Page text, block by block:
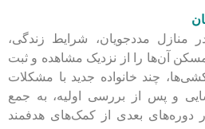
منازل مددجویان، شرایط زندگی،
آن‌ها را از نزدیک مشاهده و ثبت
چند خانواده جدید با مشکلات
و پس از بررسی اولیه، به جمع
دوره‌های بعدی از کمک‌های هدفمند